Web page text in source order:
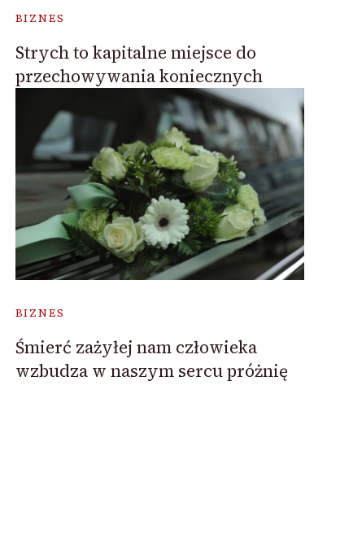
BIZNES
Strych to kapitalne miejsce do
przechowywania koniecznych
BIZNES
Śmierć zażyłej nam człowieka
wzbudza w naszym sercu próżnię